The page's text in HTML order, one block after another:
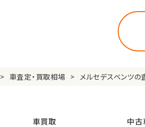
車査定・買取相場 メルセデスベンツの
車買取 中古